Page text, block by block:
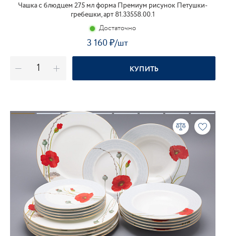
Чашка с блюдцем 275 мл форма Премиум рисунок Петушки-
гребешки, арт 81.33558.00.1
Достаточно
3 160₽/шт
КУПИТЬ